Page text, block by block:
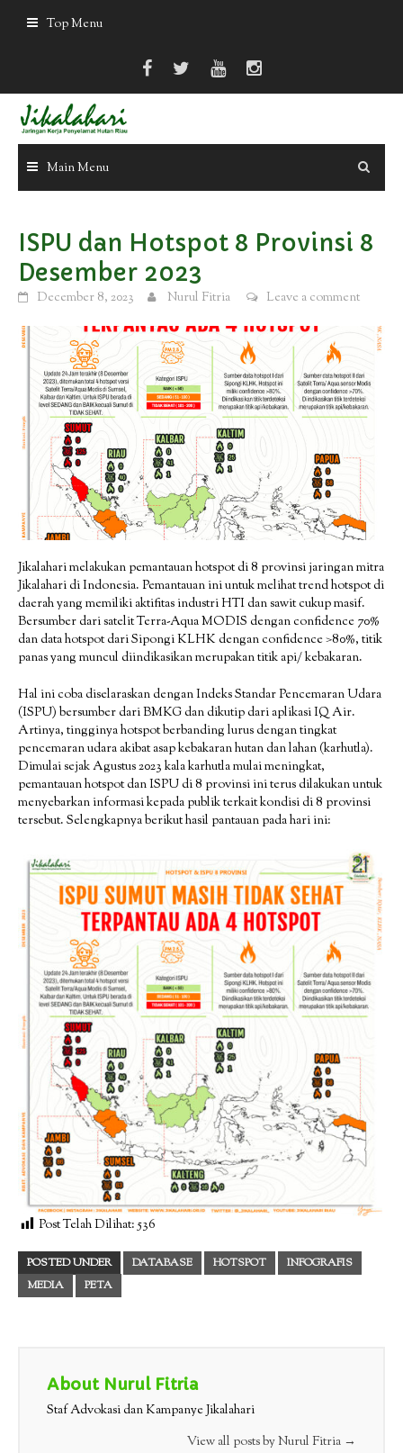
Top Menu
Main Menu
ISPU dan Hotspot 8 Provinsi 8
Desember 2023
December 8, 2023 Nurul Fitria Leave a comment
Jikalahari melakukan pemantauan hotspot di 8 provinsi jaringan mitra
Jikalahari di Indonesia. Pemantauan ini untuk melihat trend hotspot di
daerah yang memiliki aktifitas industri HTI dan sawit cukup masif.
Bersumber dari satelit Terra-Aqua MODIS dengan confidence 70%
dan data hotspot dari Sipongi KLHK dengan confidence >80%, titik
panas yang muncul diindikasikan merupakan titik api/ kebakaran.
Hal ini coba diselaraskan dengan Indeks Standar Pencemaran Udara
(ISPU) bersumber dari BMKG dan dikutip dari aplikasi IQ Air.
Artinya, tingginya hotspot berbanding lurus dengan tingkat
pencemaran udara akibat asap kebakaran hutan dan lahan (karhutla).
Dimulai sejak Agustus 2023 kala karhutla mulai meningkat,
pemantauan hotspot dan ISPU di 8 provinsi ini terus dilakukan untuk
menyebarkan informasi kepada publik terkait kondisi di 8 provinsi
tersebut. Selengkapnya berikut hasil pantauan pada hari ini:
Post Telah Dilihat: 536
POSTED UNDER DATABASE HOTSPOT
INFOGRAFIS
MEDIA
PETA
About Nurul Fitria
Staf Advokasi dan Kampanye Jikalahari
View all posts by Nurul Fitria →